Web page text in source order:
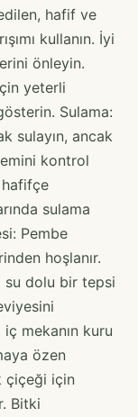
hafif ve
kullanın. İyi
önleyin.
yeterli
Sulama:
sulayın, ancak
kontrol
hafifçe
sulama
Pembe
hoşlanır.
su dolu bir tepsi
mekanın kuru
özen
çiçeği için
Bitki